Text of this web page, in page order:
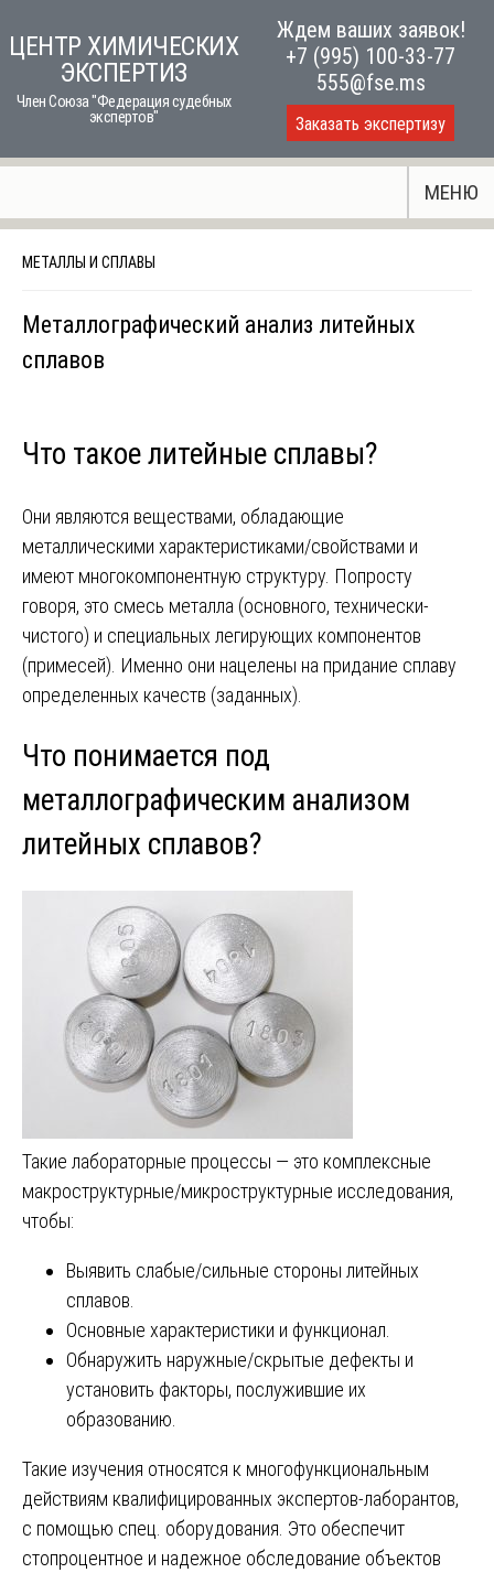
toЦЕНТР ХИМИЧЕСКИХ
ЭКСПЕРТИЗ
Член Союза "Федерация судебных
экспертов"
Ждем ваших заявок!
+7 (995) 100-33-77
555@fse.ms
Заказать экспертизу
МЕНЮ
МЕТАЛЛЫ И СПЛАВЫ
Металлографический анализ литейных
сплавов
Что такое литейные сплавы?
Они являются веществами, обладающие
металлическими характеристиками/свойствами и
имеют многокомпонентную структуру. Попросту
говоря, это смесь металла (основного, технически-
чистого) и специальных легирующих компонентов
(примесей). Именно они нацелены на придание сплаву
определенных качеств (заданных).
Что понимается под
металлографическим анализом
литейных сплавов?
Такие лабораторные процессы — это комплексные
макроструктурные/микроструктурные исследования,
чтобы:
Выявить слабые/сильные стороны литейных
сплавов.
Основные характеристики и функционал.
Обнаружить наружные/скрытые дефекты и
установить факторы, послужившие их
образованию.
Такие изучения относятся к многофункциональным
действиям квалифицированных экспертов-лаборантов,
с помощью спец. оборудования. Это обеспечит
стопроцентное и надежное обследование объектов